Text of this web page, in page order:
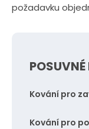
požadavku
Kování pro
Kování pro